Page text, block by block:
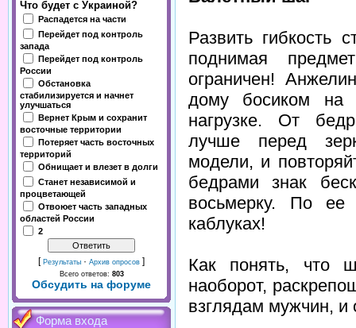
Что будет с Украиной?
Распадется на части
Перейдет под контроль
запада
Перейдет под контроль
России
Обстановка
стабилизируется и начнет
улучшаться
Вернет Крым и сохранит
восточные территории
Потеряет часть восточных
территорий
Обнищает и влезет в долги
Станет независимой и
процветающей
Отвоюет часть западных
областей России
2
[ Результаты · Архив опросов ]
Всего ответов: 803
Обсудить на форуме
Форма входа
Развить гибкость
поднимая
ограничен!
дому босиком на
нагрузке. От
лучше перед
модели, и
бедрами знак
восьмерку. По
каблуках!
Как понять, что
наоборот,
взглядам мужчин,